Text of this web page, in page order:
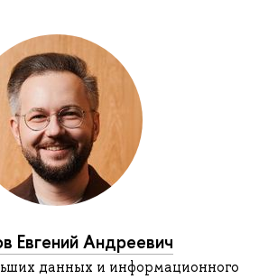
Евгений Андреевич
данных и информационного